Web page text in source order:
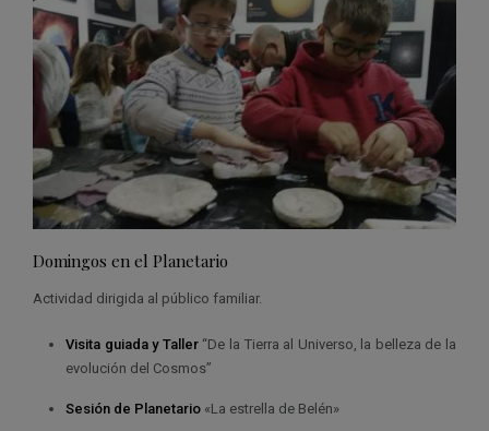
Domingos en el Planetario
Actividad dirigida al público familiar.
Visita guiada y Taller“De la Tierra al Universo, la belleza de la
evolución del Cosmos”
Sesión de Planetario «La estrella de Belén»